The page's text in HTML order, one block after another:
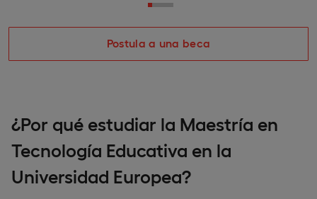
Postula a una beca
¿Por qué estudiar la Maestría en
Tecnología Educativa en la
Universidad Europea?